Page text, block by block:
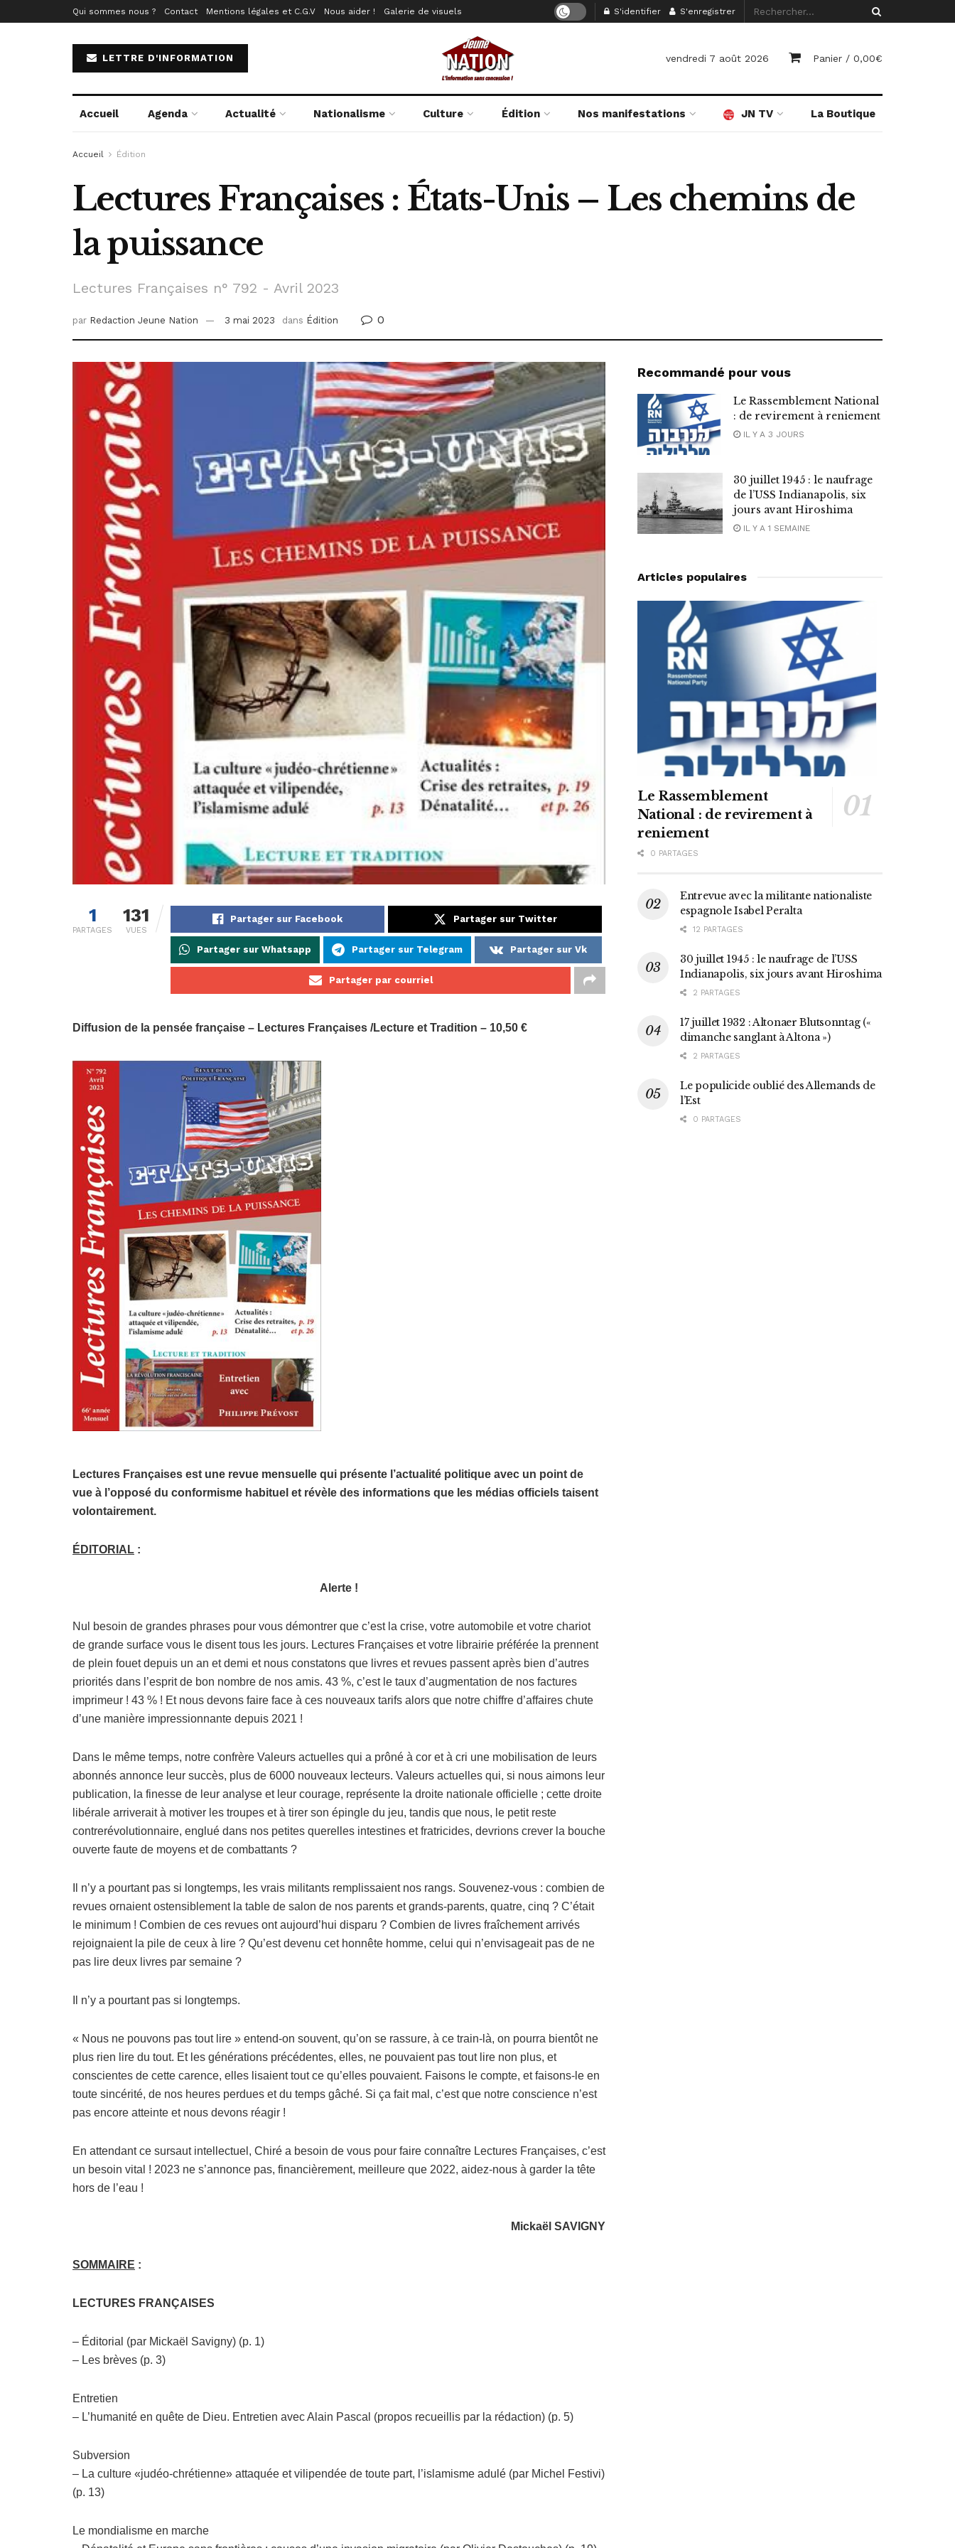
Qui sommes nous ? Contact Mentions légales et C.G.V Nous aider ! Galerie de visuels S'identifier S'enregistrer
LETTRE D'INFORMATION vendredi 7 août 2026 Panier / 0,00€
Accueil Agenda Actualité Nationalisme Culture Édition Nos manifestations JN TV La Boutique
Accueil Édition
Lectures Françaises : États-Unis – Les chemins de
la puissance
Lectures Françaises n° 792 - Avril 2023
par Redaction Jeune Nation 3 mai 2023 dans Édition 0
1
PARTAGES
131
VUES
Partager sur Facebook Partager sur Twitter
Partager sur Whatsapp Partager sur Telegram Partager sur Vk
Partager par courriel
Diffusion de la pensée française – Lectures Françaises /Lecture et Tradition – 10,50 €
Lectures Françaises est une revue mensuelle qui présente l’actualité politique avec un point de
vue à l’opposé du conformisme habituel et révèle des informations que les médias officiels taisent
volontairement.
ÉDITORIAL :
Alerte !
Nul besoin de grandes phrases pour vous démontrer que c’est la crise, votre automobile et votre chariot
de grande surface vous le disent tous les jours. Lectures Françaises et votre librairie préférée la prennent
de plein fouet depuis un an et demi et nous constatons que livres et revues passent après bien d’autres
priorités dans l’esprit de bon nombre de nos amis. 43 %, c’est le taux d’augmentation de nos factures
imprimeur ! 43 % ! Et nous devons faire face à ces nouveaux tarifs alors que notre chiffre d’affaires chute
d’une manière impressionnante depuis 2021 !
Dans le même temps, notre confrère Valeurs actuelles qui a prôné à cor et à cri une mobilisation de leurs
abonnés annonce leur succès, plus de 6000 nouveaux lecteurs. Valeurs actuelles qui, si nous aimons leur
publication, la finesse de leur analyse et leur courage, représente la droite nationale officielle ; cette droite
libérale arriverait à motiver les troupes et à tirer son épingle du jeu, tandis que nous, le petit reste
contrerévolutionnaire, englué dans nos petites querelles intestines et fratricides, devrions crever la bouche
ouverte faute de moyens et de combattants ?
Il n’y a pourtant pas si longtemps, les vrais militants remplissaient nos rangs. Souvenez-vous : combien de
revues ornaient ostensiblement la table de salon de nos parents et grands-parents, quatre, cinq ? C’était
le minimum ! Combien de ces revues ont aujourd’hui disparu ? Combien de livres fraîchement arrivés
rejoignaient la pile de ceux à lire ? Qu’est devenu cet honnête homme, celui qui n’envisageait pas de ne
pas lire deux livres par semaine ?
Il n’y a pourtant pas si longtemps.
« Nous ne pouvons pas tout lire » entend-on souvent, qu’on se rassure, à ce train-là, on pourra bientôt ne
plus rien lire du tout. Et les générations précédentes, elles, ne pouvaient pas tout lire non plus, et
conscientes de cette carence, elles lisaient tout ce qu’elles pouvaient. Faisons le compte, et faisons-le en
toute sincérité, de nos heures perdues et du temps gâché. Si ça fait mal, c’est que notre conscience n’est
pas encore atteinte et nous devons réagir !
En attendant ce sursaut intellectuel, Chiré a besoin de vous pour faire connaître Lectures Françaises, c’est
un besoin vital ! 2023 ne s’annonce pas, financièrement, meilleure que 2022, aidez-nous à garder la tête
hors de l’eau !
Mickaël SAVIGNY
SOMMAIRE :
LECTURES FRANÇAISES
– Éditorial (par Mickaël Savigny) (p. 1)
– Les brèves (p. 3)
Entretien
– L’humanité en quête de Dieu. Entretien avec Alain Pascal (propos recueillis par la rédaction) (p. 5)
Subversion
– La culture «judéo-chrétienne» attaquée et vilipendée de toute part, l’islamisme adulé (par Michel Festivi)
(p. 13)
Le mondialisme en marche
Recommandé pour vous
Le Rassemblement National
: de revirement à reniement
IL Y A 3 JOURS
30 juillet 1945 : le naufrage
de l’USS Indianapolis, six
jours avant Hiroshima
IL Y A 1 SEMAINE
Articles populaires
Le Rassemblement
National : de revirement à
reniement
0 PARTAGES
Entrevue avec la militante nationaliste
espagnole Isabel Peralta
12 PARTAGES
30 juillet 1945 : le naufrage de l’USS
Indianapolis, six jours avant Hiroshima
2 PARTAGES
17 juillet 1932 : Altonaer Blutsonntag («
dimanche sanglant à Altona »)
2 PARTAGES
Le populicide oublié des Allemands de
l’Est
0 PARTAGES